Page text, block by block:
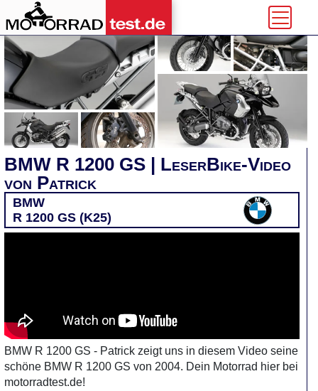
BMW R 1200 GS | LeserBike-Video
von Patrick
BMW
R 1200 GS (K25)
BMW R 1200 GS - Patrick zeigt uns in diesem Video seine
schöne BMW R 1200 GS von 2004. Dein Motorrad hier bei
motorradtest.de!